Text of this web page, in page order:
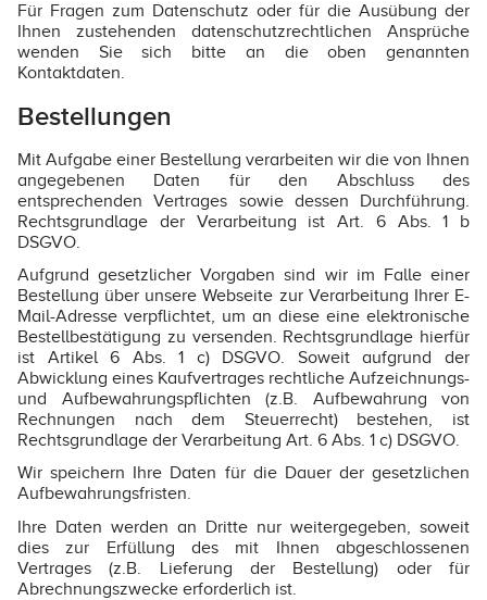
Für Fragen zum Datenschutz oder für die Ausübung der
Ihnen zustehenden datenschutzrechtlichen Ansprüche
wenden Sie sich bitte an die oben genannten
Kontaktdaten.
Bestellungen
Mit Aufgabe einer Bestellung verarbeiten wir die von Ihnen
angegebenen Daten für den Abschluss des
entsprechenden Vertrages sowie dessen Durchführung.
Rechtsgrundlage der Verarbeitung ist Art. 6 Abs. 1 b
DSGVO.
Aufgrund gesetzlicher Vorgaben sind wir im Falle einer
Bestellung über unsere Webseite zur Verarbeitung Ihrer E-
Mail-Adresse verpflichtet, um an diese eine elektronische
Bestellbestätigung zu versenden. Rechtsgrundlage hierfür
ist Artikel 6 Abs. 1 c) DSGVO. Soweit aufgrund der
Abwicklung eines Kaufvertrages rechtliche Aufzeichnungs-
und Aufbewahrungspflichten (z.B. Aufbewahrung von
Rechnungen nach dem Steuerrecht) bestehen, ist
Rechtsgrundlage der Verarbeitung Art. 6 Abs. 1 c) DSGVO.
Wir speichern Ihre Daten für die Dauer der gesetzlichen
Aufbewahrungsfristen.
Ihre Daten werden an Dritte nur weitergegeben, soweit
dies zur Erfüllung des mit Ihnen abgeschlossenen
Vertrages (z.B. Lieferung der Bestellung) oder für
Abrechnungszwecke erforderlich ist.